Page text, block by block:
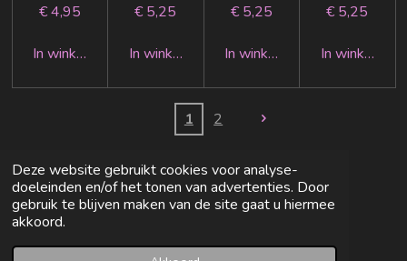
Deze website gebruikt cookies voor analyse-
doeleinden en/of het tonen van advertenties. Door
gebruik te blijven maken van de site gaat u hiermee
akkoord.
€ 4,95
In winkelwagen
€ 5,25
In winkelwagen
€ 5,25
In winkelwagen
€ 5,25
In
1 2